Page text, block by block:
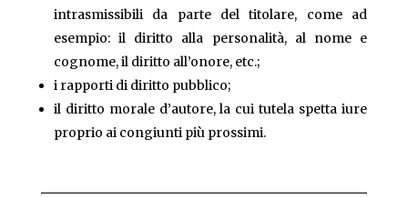
intrasmissibili da parte del titolare, come ad
esempio: il diritto alla personalità, al nome e
cognome, il diritto all’onore, etc.;
i rapporti di diritto pubblico;
il diritto morale d’autore, la cui tutela spetta iure
proprio ai congiunti più prossimi.